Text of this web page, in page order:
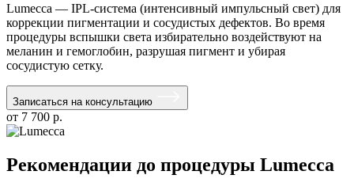
Lumecca — IPL-система (интенсивный импульсный свет) для
коррекции пигментации и сосудистых дефектов. Во время
процедуры вспышки света избирательно воздействуют на
меланин и гемоглобин, разрушая пигмент и убирая
сосудистую сетку.
Записаться на консультацию
от 7 700 р.
Рекомендации до процедуры Lumecca